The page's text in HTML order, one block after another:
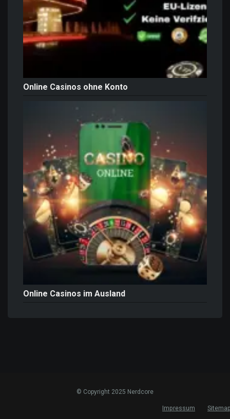
Online Casinos ohne Konto
Online Casinos im Ausland
© Copyright 2025 Nerdcore
Impressum